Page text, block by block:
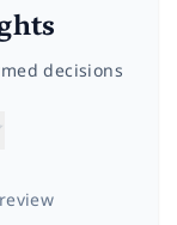
decisions